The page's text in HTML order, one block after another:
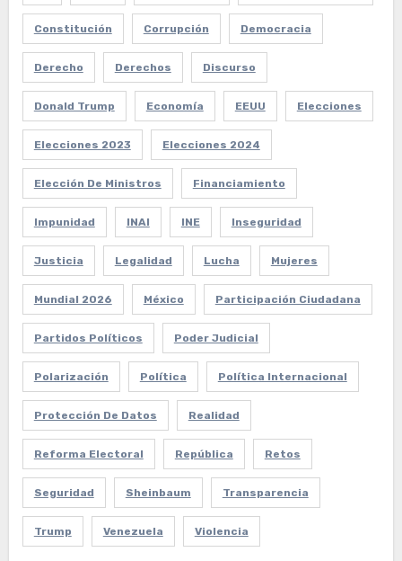
Constitución Corrupción Democracia
Derecho Derechos Discurso
Donald Trump Economía EEUU Elecciones
Elecciones 2023 Elecciones 2024
Elección De Ministros Financiamiento
Impunidad INAI INE Inseguridad
Justicia Legalidad Lucha Mujeres
Mundial 2026 México Participación Ciudadana
Partidos Políticos Poder Judicial
Polarización Política Política Internacional
Protección De Datos Realidad
Reforma Electoral República Retos
Seguridad Sheinbaum Transparencia
Trump Venezuela Violencia